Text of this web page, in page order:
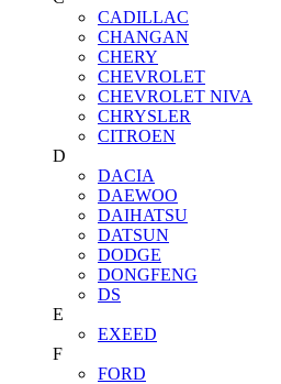
CADILLAC
CHANGAN
CHERY
CHEVROLET
CHEVROLET NIVA
CHRYSLER
CITROEN
D
DACIA
DAEWOO
DAIHATSU
DATSUN
DODGE
DONGFENG
DS
E
EXEED
F
FORD